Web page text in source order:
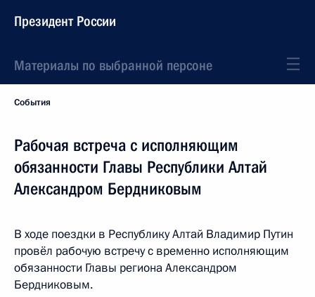
Президент России
Материалы по выбранной персоне
События
Рабочая встреча с исполняющим
обязанности Главы Республики Алтай
Александром Бердниковым
В ходе поездки в Республику Алтай Владимир Путин
провёл рабочую встречу с временно исполняющим
обязанности Главы региона Александром
Бердниковым.